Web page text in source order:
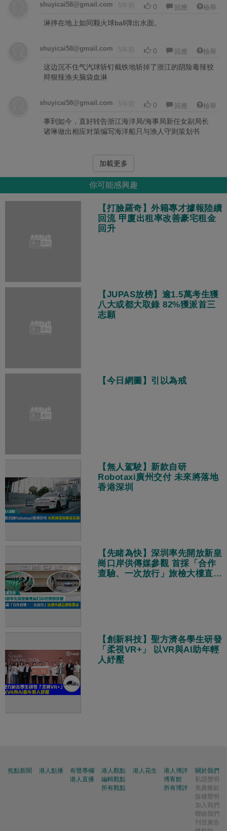
shuyicai58@gmail.com 5年前 0 回應 檢舉
淋摔在地上如同颗火球ball弹出水面。
shuyicai58@gmail.com 5年前 0 回應 檢舉
这边沉不住气汽球斩钉截铁地斩掉了浙江的阴险毒辣狡
辩狠辣渔夫脑袋血淋
shuyicai58@gmail.com 5年前 0 回應 檢舉
事到如今，直好转告浙江海洋局/海事局新任女副局长
诸琳做出相应对策编写海洋船只与渔人守则策划书
加載更多
你可能感興趣
【打臉羅奇】外籍專才據報陸續
回流 甲廈出租率改善豪宅租金
回升
【JUPAS放榜】逾1.5萬考生獲
八大或都大取錄 82%獲派首三
志願
【今日網圖】引以為戒
【無人駕駛】新款自研
Robotaxi廣州交付 未來將落地
香港深圳
【先睹為快】深圳率先開放新皇
崗口岸供傳媒參觀 首採「合作
查驗、一次放行」旅檢大樓直連
【創新科技】聖方濟各學生研發
「柔視VR+」 以VR與AI助年輕
人紓壓
焦點新聞 港人點播
有聲專欄
港人直播
港人觀點
編輯觀點
所有觀點
港人花生
港人博評
博客館
所有博評
關於我們
私隱聲明
免責條款
版權聲明
加入我們
聯絡我們
刊登廣告